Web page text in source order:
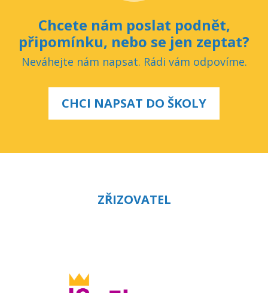
Chcete nám poslat podnět,
připomínku, nebo se jen zeptat?
Neváhejte nám napsat. Rádi vám odpovíme.
CHCI NAPSAT DO ŠKOLY
ZŘIZOVATEL